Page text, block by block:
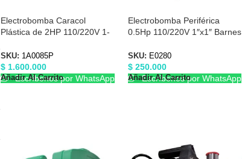
Electrobomba Caracol
Plástica de 2HP 110/220V 1-
SKU: 1A0085P
$ 1.600.000
Añadir Al Carrito
Escríbenos por WhatsApp
Electrobomba Periférica
0.5Hp 110/220V 1″x1″ Barnes
SKU: E0280
$250.000
Añadir Al Carrito
Escríbenos por WhatsApp